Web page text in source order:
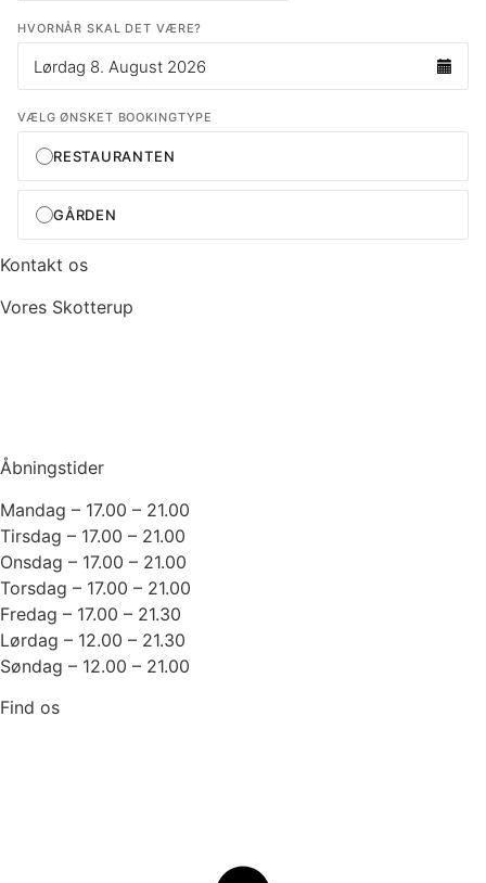
Kontakt os
Vores Skotterup
Åbningstider
Mandag – 17.00 – 21.00
Tirsdag – 17.00 – 21.00
Onsdag – 17.00 – 21.00
Torsdag – 17.00 – 21.00
Fredag – 17.00 – 21.30
Lørdag – 12.00 – 21.30
Søndag – 12.00 – 21.00
Find os